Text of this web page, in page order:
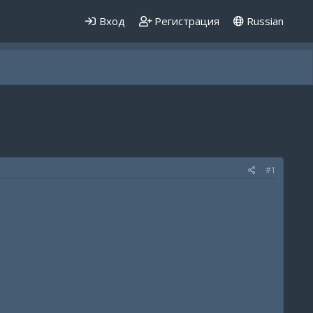
Вход Регистрация Russian
#1